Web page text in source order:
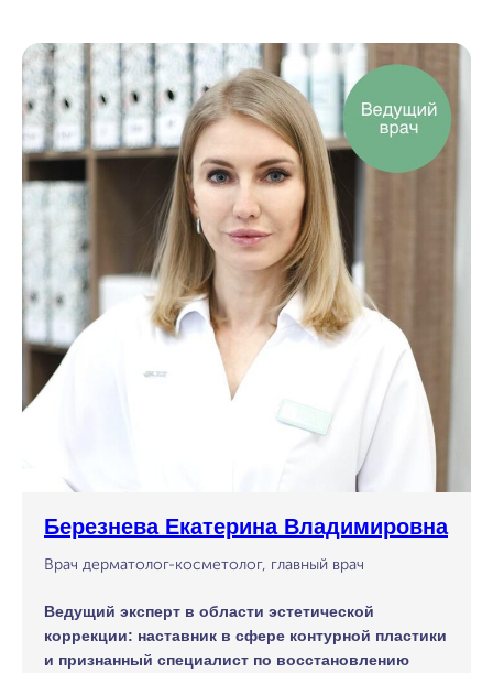
Березнева Екатерина Владимировна
Врач дерматолог-косметолог, главный врач
Ведущий эксперт в области эстетической
коррекции: наставник в сфере контурной пластики
и признанный специалист по восстановлению